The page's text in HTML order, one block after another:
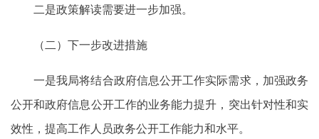
二是政策解读需要进一步加强。
（二）下一步改进措施
一是我局将结合政府信息公开工作实际需求，加强政务
公开和政府信息公开工作的业务能力提升，突出针对性和实
效性，提高工作人员政务公开工作能力和水平。